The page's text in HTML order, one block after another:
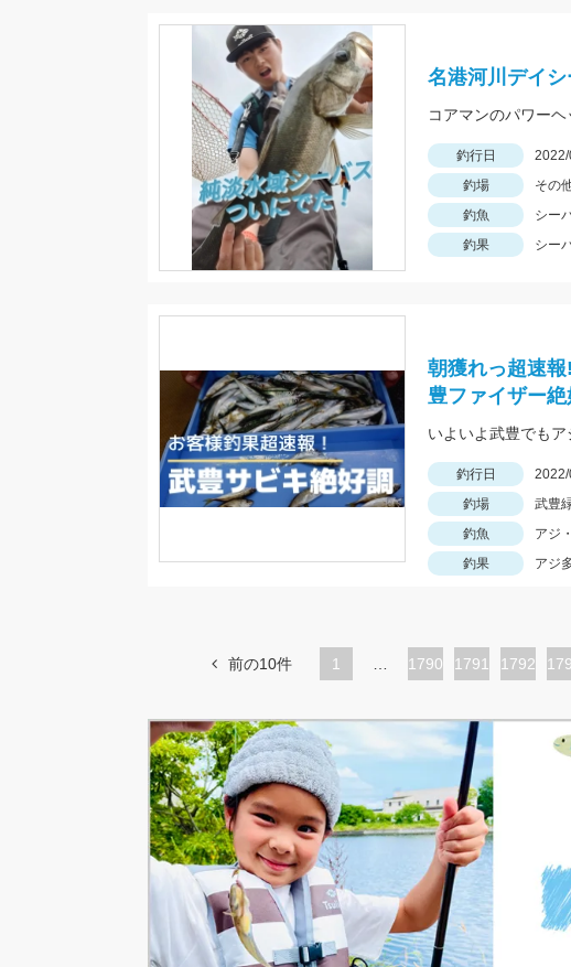
名港河川デイ
釣行日
釣場
その
釣魚
シー
釣果
シー
朝獲れっ超速
豊ファイザー
いよいよ武豊でも
釣行日
釣場
武豊
釣魚
アジ
釣果
アジ
前の10件 1
ペ
1790
ペ
ジ
1791
ペ
1792
ペ